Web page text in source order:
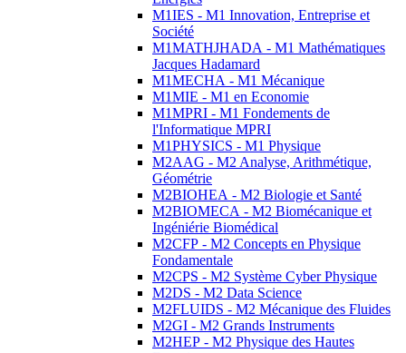
M1IES - M1 Innovation, Entreprise et
Société
M1MATHJHADA - M1 Mathématiques
Jacques Hadamard
M1MECHA - M1 Mécanique
M1MIE - M1 en Economie
M1MPRI - M1 Fondements de
l'Informatique MPRI
M1PHYSICS - M1 Physique
M2AAG - M2 Analyse, Arithmétique,
Géométrie
M2BIOHEA - M2 Biologie et Santé
M2BIOMECA - M2 Biomécanique et
Ingéniérie Biomédical
M2CFP - M2 Concepts en Physique
Fondamentale
M2CPS - M2 Système Cyber Physique
M2DS - M2 Data Science
M2FLUIDS - M2 Mécanique des Fluides
M2GI - M2 Grands Instruments
M2HEP - M2 Physique des Hautes